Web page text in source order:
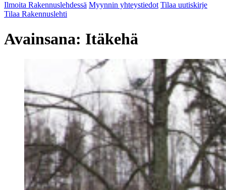
Ilmoita Rakennuslehdessä Myynnin yhteystiedot Tilaa uutiskirje
Tilaa Rakennuslehti
Avainsana: Itäkehä